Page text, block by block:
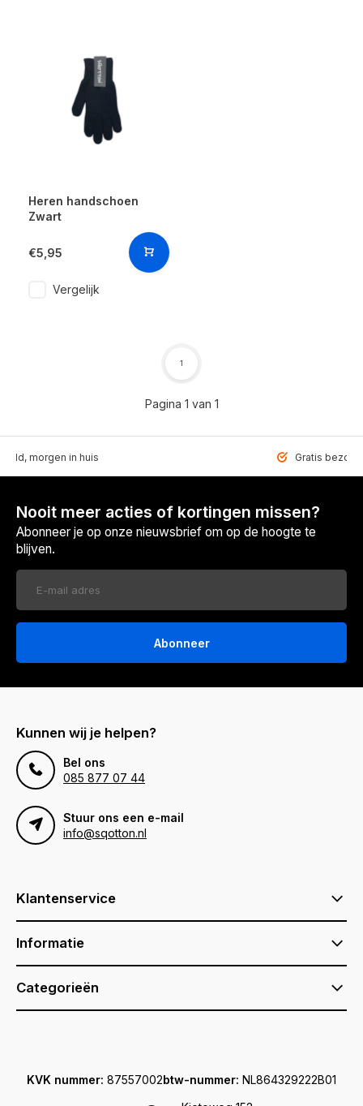
Heren handschoen
Zwart
€5,95
Vergelijk
Pagina 1 van 1
1
morgen in huis Gratis
Nooit meer acties of kortingen missen?
Abonneer je op onze nieuwsbrief om op de hoogte te
blijven.
Abonneer
Kunnen wij je helpen?
Bel ons
085 877 07 44
Stuur ons een e-mail
info@sqotton.nl
Klantenservice
Informatie
Categorieën
KVK nummer: 87557002btw-nummer: NL864329222B01